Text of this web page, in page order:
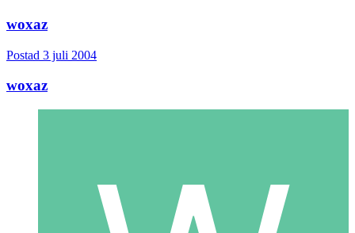
woxaz
Postad 3 juli 2004
woxaz